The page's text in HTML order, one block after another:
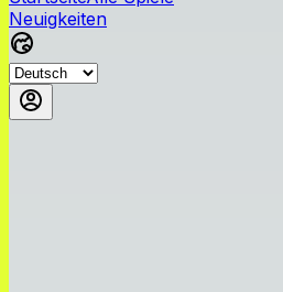
Neuigkeiten